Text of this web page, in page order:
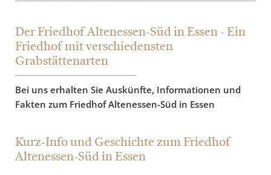
Der Friedhof Altenessen-Süd in Essen - Ein
Friedhof mit verschiedensten
Grabstättenarten
Bei uns erhalten Sie Auskünfte, Informationen und
Fakten zum Friedhof Altenessen-Süd in Essen
Kurz-Info und Geschichte zum Friedhof
Altenessen-Süd in Essen